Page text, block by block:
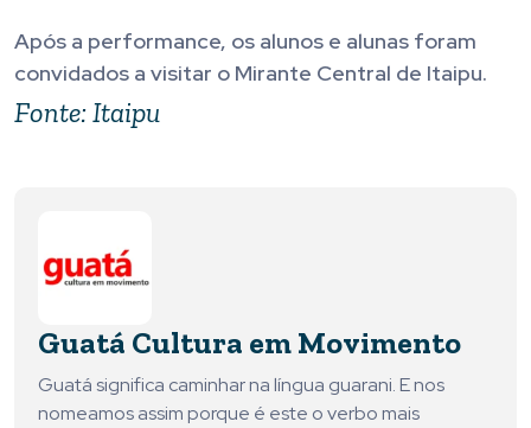
Após a performance, os alunos e alunas foram
convidados a visitar o Mirante Central de Itaipu.
Fonte: Itaipu
Guatá Cultura em Movimento
Guatá significa caminhar na língua guarani. E nos
nomeamos assim porque é este o verbo mais